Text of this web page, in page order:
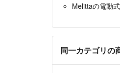
Melittaの電動
同一カテゴリの